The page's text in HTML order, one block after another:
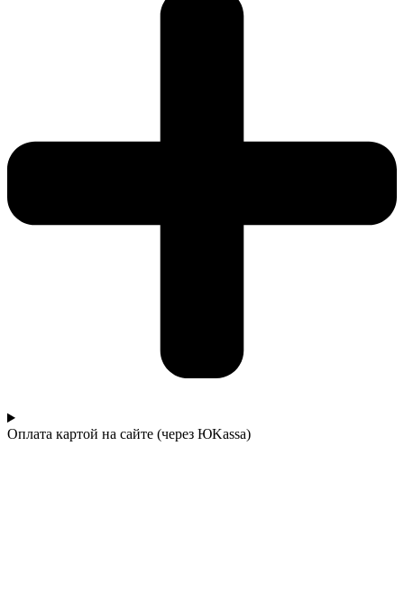
Оплата картой на сайте (через ЮKassa)